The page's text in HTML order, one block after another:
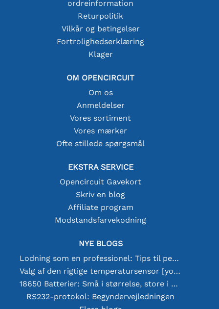
ordreinformation
Returpolitik
Vilkår og betingelser
Fortrolighedserklæring
Klager
OM OPENCIRCUIT
Om os
Anmeldelser
Vores sortiment
Vores mærker
Ofte stillede spørgsmål
EKSTRA SERVICE
Opencircuit Gavekort
Skriv en blog
Affiliate program
Modstandsfarvekodning
NYE BLOGS
Lodning som en professionel: Tips til perfekte elektroniske forbindelser
Valg af den rigtige temperatursensor [youtube]
18650 Batterier: Små i størrelse, store i ydeevne
RS232-protokol: Begyndervejledningen